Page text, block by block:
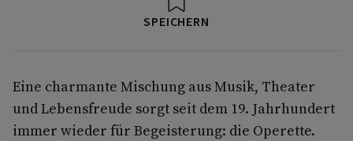
SPEICHERN
Eine charmante Mischung aus Musik, Theater
und Lebensfreude sorgt seit dem 19. Jahrhundert
immer wieder für Begeisterung: die Operette.